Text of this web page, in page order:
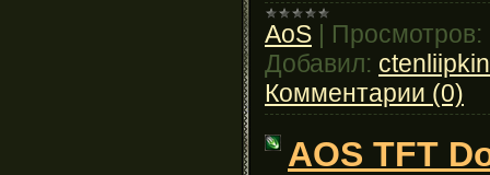
AoS | Просмотров:
Добавил:
Комментарии (0)
AOS TFT